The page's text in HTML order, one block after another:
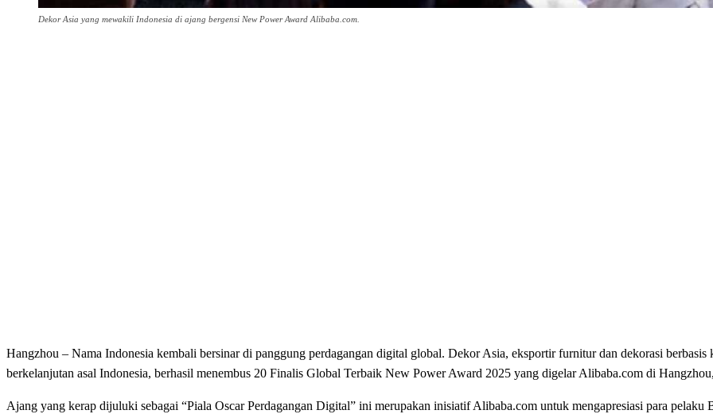
Dekor Asia yang mewakili Indonesia di ajang bergensi New Power Award Alibaba.com.
Hangzhou – Nama Indonesia kembali bersinar di panggung perdagangan digital global. Dekor Asia, eksportir furnitur dan dekorasi berbasis
berkelanjutan asal Indonesia, berhasil menembus 20 Finalis Global Terbaik New Power Award 2025 yang digelar Alibaba.com di
Ajang yang kerap dijuluki sebagai “Piala Oscar Perdagangan Digital” ini merupakan inisiatif Alibaba.com untuk mengapresiasi para pelaku